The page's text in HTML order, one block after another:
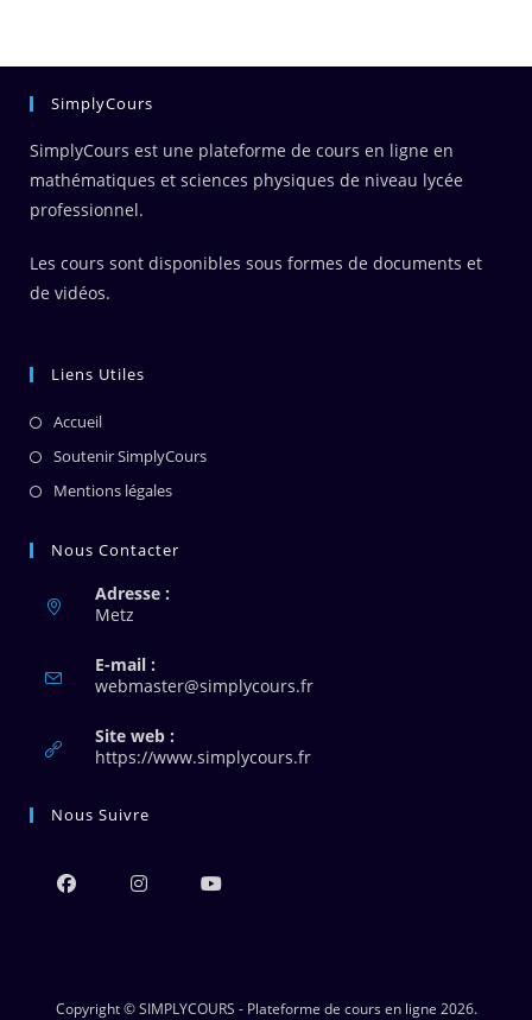
SimplyCours
SimplyCours est une plateforme de cours en ligne en
mathématiques et sciences physiques de niveau lycée
professionnel.
Les cours sont disponibles sous formes de documents et
de vidéos.
Liens Utiles
Accueil
Soutenir SimplyCours
Mentions légales
Nous Contacter
Adresse :
Metz
E-mail :
webmaster@simplycours.frS’ouvre
Site web :
https://www.simplycours.fr
Nous Suivre
Copyright © SIMPLYCOURS - Plateforme de cours en ligne 2026.